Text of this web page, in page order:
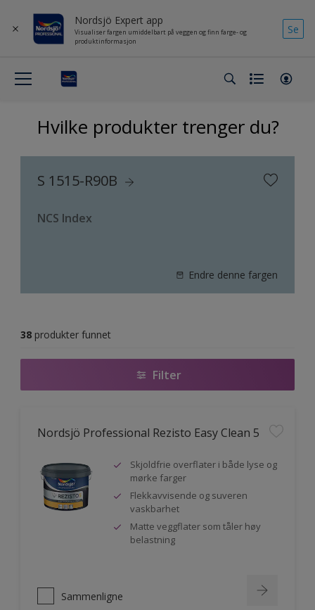
Nordsjö Expert app
Visualiser fargen umiddelbart på veggen og finn farge- og
produktinformasjon
Se
Hvilke produkter trenger du?
S 1515-R90B
NCS Index
Endre denne fargen
38 produkter funnet
Filter
Nordsjö Professional Rezisto Easy Clean 5
Skjoldfrie overflater i både lyse og
mørke farger
Flekkavvisende og suveren
vaskbarhet
Matte veggflater som tåler høy
belastning
Sammenligne